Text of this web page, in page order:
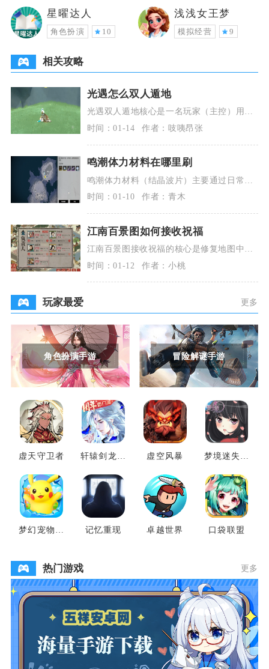
星曜达人
角色扮演 10
浅浅女王梦
模拟经营 9
相关攻略
光遇怎么双人遁地
光遇双人遁地核心是一名玩家（主控）用矮
人形态在斜坡完成遁地操作，牵手或背人的
好友会同步跟随
时间：01-14 作者：吱咦昂张
鸣潮体力材料在哪里刷
鸣潮体力材料（结晶波片）主要通过日常副
本、周常副本、大世界讨伐强敌、无音区副
本及活动奖励获
时间：01-10 作者：青木
江南百景图如何接收祝福
江南百景图接收祝福的核心是修复地图中的
神像并将对应建筑置于其祝福范围内，以此
获取产量、铜币
时间：01-12 作者：小桃
玩家最爱 更多
角色扮演手游 冒险解谜手游
虚天守卫者
轩辕剑龙舞
虚空风暴
梦境迷失之
梦幻宠物联
记忆重现 卓越世界 口袋联盟
热门游戏 更多